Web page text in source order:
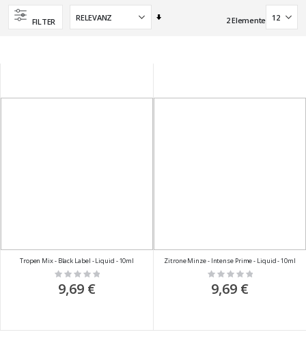
FILTER
Aufsteigend
2Elemente
Tropen Mix - Black Label - Liquid - 10ml
Rating:
0%
9,69 €
Zitrone Minze - Intense Prime - Liquid - 10ml
Rating:
0%
9,69 €